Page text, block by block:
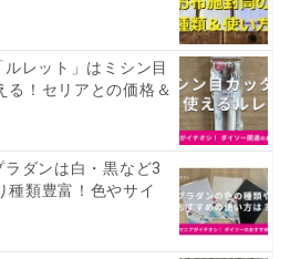
レット」はミシン目
る！セリアとの価格＆
ダンは白・黒など3
種類豊富！色やサイ